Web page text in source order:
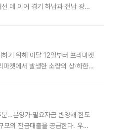
데 이어 경기 하남과 전남 광양
기 위해 이달 12일부터 프리마켓
켓에서 발생한 소량의 상·하한
…분양가·필요자금 반영해 한도
의 잔금대출을 공급한다. 우리